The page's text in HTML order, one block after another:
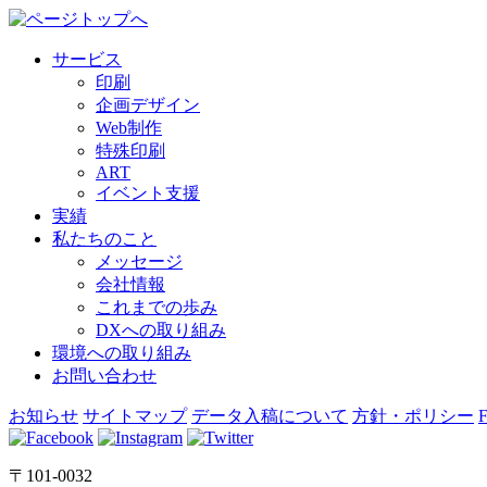
サービス
印刷
企画デザイン
Web制作
特殊印刷
ART
イベント支援
実績
私たちのこと
メッセージ
会社情報
これまでの歩み
DXへの取り組み
環境への取り組み
お問い合わせ
お知らせ サイトマップ データ入稿について 方針・ポリシー
〒101-0032